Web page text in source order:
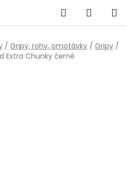
Hledat
KOŠÍK
/ Gripy, rohy, omotávky / Gripy /
Extra Chunky černé